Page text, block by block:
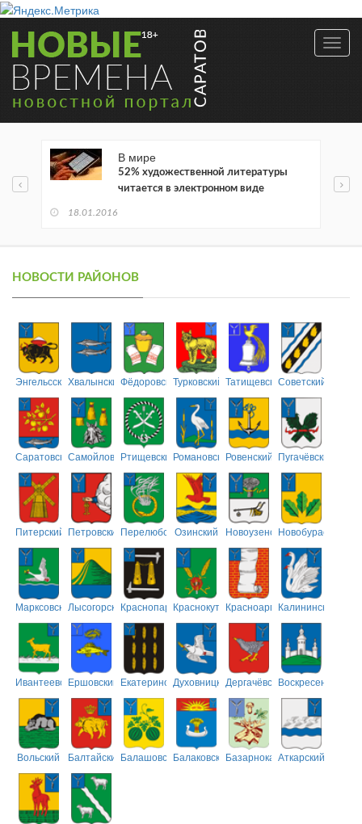
В мире
52% художественной литературы
читается в электронном виде
18.01.2016
НОВОСТИ РАЙОНОВ
ЭнгельсскийХвалынскийФёдоровскийТурковский ТатищевскийСоветский
СаратовскийСамойловскийРтищевскийРомановскийРовенский Пугачёвский
Питерский ПетровскийПерелюбскийОзинский НовоузенскийНовобурасский
МарксовскийЛысогорскийКраснопартизанский
КраснокутскийКрасноармейский
Калининский
ИвантеевскийЕршовский ЕкатериновскийДуховницкийДергачёвскийВоскресенский
Вольский БалтайскийБалашовскийБалаковскийБазарнокарабулакский
Аткарский